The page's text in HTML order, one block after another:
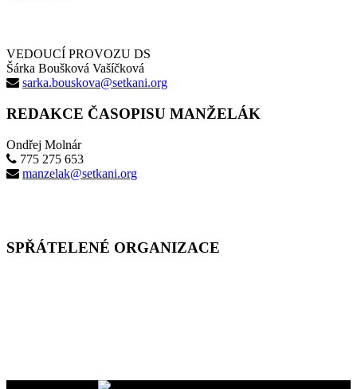
VEDOUCÍ PROVOZU DS
Šárka Boušková Vašíčková
sarka.bouskova@setkani.org
REDAKCE ČASOPISU MANŽELÁK
Ondřej Molnár
775 275 653
manzelak@setkani.org
SPŘÁTELENÉ ORGANIZACE